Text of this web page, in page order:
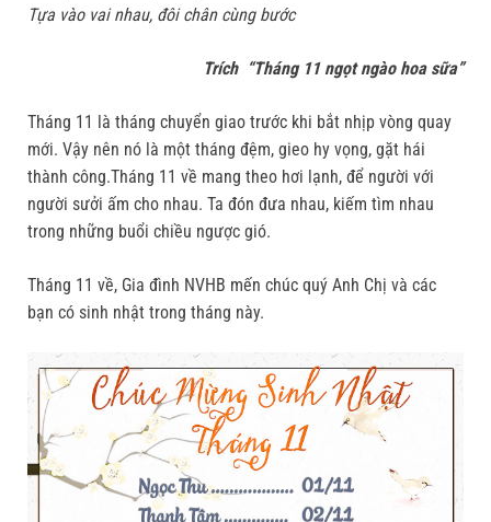
Tựa vào vai nhau, đôi chân cùng bước
Trích “Tháng 11 ngọt ngào hoa sữa”
Tháng 11 là tháng chuyển giao trước khi bắt nhịp vòng quay
mới. Vậy nên nó là một tháng đệm, gieo hy vọng, gặt hái
thành công.Tháng 11 về mang theo hơi lạnh, để người với
người sưởi ấm cho nhau. Ta đón đưa nhau, kiếm tìm nhau
trong những buổi chiều ngược gió.
Tháng 11 về, Gia đình NVHB mến chúc quý Anh Chị và các
bạn có sinh nhật trong tháng này.